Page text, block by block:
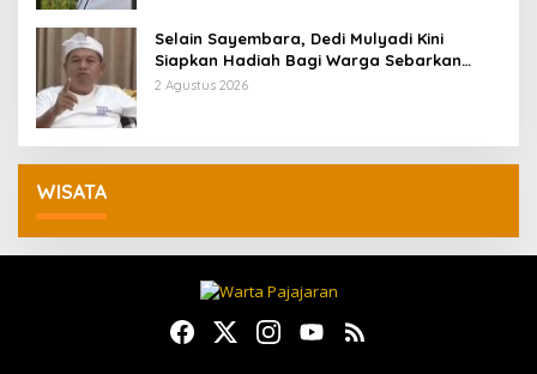
Selain Sayembara, Dedi Mulyadi Kini
Siapkan Hadiah Bagi Warga Sebarkan
Lokasi Penjualan Narkotika
2 Agustus 2026
WISATA